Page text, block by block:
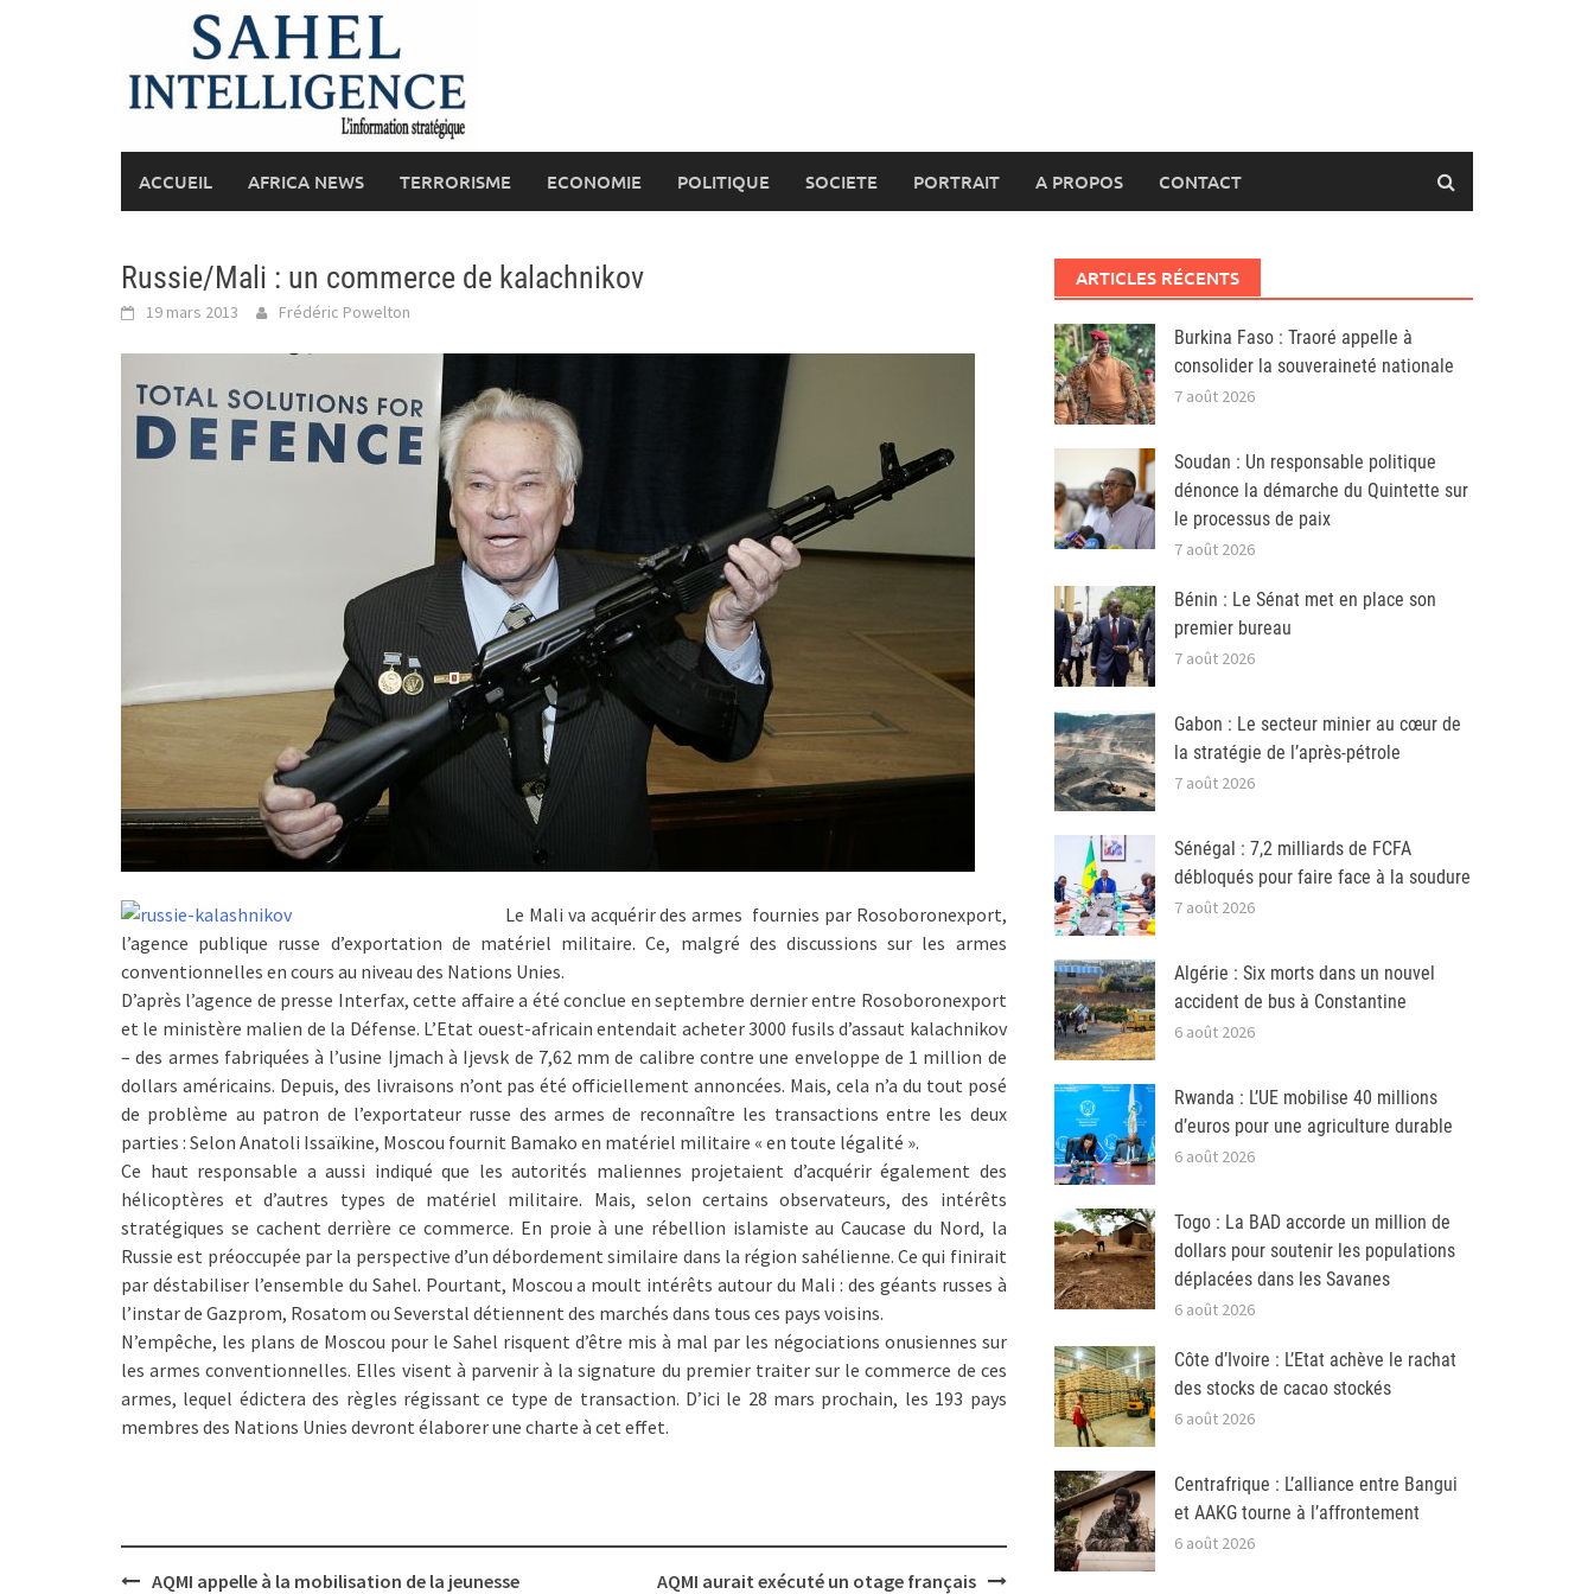
ACCUEIL AFRICA NEWS TERRORISME ECONOMIE POLITIQUE SOCIETE PORTRAIT A PROPOS CONTACT
Russie/Mali : un commerce de kalachnikov
19 mars 2013 Frédéric Powelton
Le Mali va acquérir des armes fournies par Rosoboronexport,
l’agence publique russe d’exportation de matériel militaire. Ce, malgré des discussions sur les armes
conventionnelles en cours au niveau des Nations Unies.
D’après l’agence de presse Interfax, cette affaire a été conclue en septembre dernier entre Rosoboronexport
et le ministère malien de la Défense. L’Etat ouest-africain entendait acheter 3000 fusils d’assaut kalachnikov
– des armes fabriquées à l’usine Ijmach à Ijevsk de 7,62 mm de calibre contre une enveloppe de 1 million de
dollars américains. Depuis, des livraisons n’ont pas été officiellement annoncées. Mais, cela n’a du tout posé
de problème au patron de l’exportateur russe des armes de reconnaître les transactions entre les deux
parties : Selon Anatoli Issaïkine, Moscou fournit Bamako en matériel militaire « en toute légalité ».
Ce haut responsable a aussi indiqué que les autorités maliennes projetaient d’acquérir également des
hélicoptères et d’autres types de matériel militaire. Mais, selon certains observateurs, des intérêts
stratégiques se cachent derrière ce commerce. En proie à une rébellion islamiste au Caucase du Nord, la
Russie est préoccupée par la perspective d’un débordement similaire dans la région sahélienne. Ce qui finirait
par déstabiliser l’ensemble du Sahel. Pourtant, Moscou a moult intérêts autour du Mali : des géants russes à
l’instar de Gazprom, Rosatom ou Severstal détiennent des marchés dans tous ces pays voisins.
N’empêche, les plans de Moscou pour le Sahel risquent d’être mis à mal par les négociations onusiennes sur
les armes conventionnelles. Elles visent à parvenir à la signature du premier traiter sur le commerce de ces
armes, lequel édictera des règles régissant ce type de transaction. D’ici le 28 mars prochain, les 193 pays
membres des Nations Unies devront élaborer une charte à cet effet.
PostAQMI appelle à la mobilisation de la jeunesse AQMI aurait exécuté un otage français
ARTICLES RÉCENTS
Burkina Faso : Traoré appelle à
consolider la souveraineté nationale
7 août 2026
Soudan : Un responsable politique
dénonce la démarche du Quintette sur
le processus de paix
7 août 2026
Bénin : Le Sénat met en place son
premier bureau
7 août 2026
Gabon : Le secteur minier au cœur de
la stratégie de l’après-pétrole
7 août 2026
Sénégal : 7,2 milliards de FCFA
débloqués pour faire face à la soudure
7 août 2026
Algérie : Six morts dans un nouvel
accident de bus à Constantine
6 août 2026
Rwanda : L’UE mobilise 40 millions
d’euros pour une agriculture durable
6 août 2026
Togo : La BAD accorde un million de
dollars pour soutenir les populations
déplacées dans les Savanes
6 août 2026
Côte d’Ivoire : L’Etat achève le rachat
des stocks de cacao stockés
6 août 2026
Centrafrique : L’alliance entre Bangui
et AAKG tourne à l’affrontement
6 août 2026